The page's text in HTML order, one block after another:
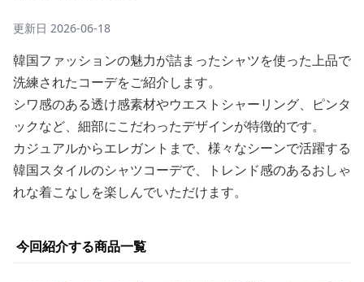
更新日 2026-06-18
韓国ファッションの魅力が詰まったシャツを使った上品で
洗練されたコーデをご紹介します。
シワ感のある透け感素材やウエストシャーリング、ピンタ
ックなど、細部にこだわったデザインが特徴的です。
カジュアルからエレガントまで、様々なシーンで活躍する
韓国スタイルのシャツコーデで、トレンド感のあるおしゃ
れな着こなしを楽しんでいただけます。
今回紹介する商品一覧